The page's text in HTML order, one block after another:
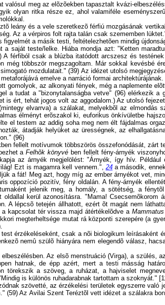
meg az elõzõekben tapasztalt kvázi-
olyan ritka része ez, ahol valamiféle
leány és a vele szeretkezõ férfiú mozgásának
Az a vérpiros folt rajta talán csak szememben
a másik testi, feltételezhetõen mindig
saját teste/lelke. Hiába mondja azt: "Ketten
férfiból csak a blúzba itatódott arcszesz és
többször megszagoltam. Már sokkal kevésbé
mozdulatait." (39) Az idézet utolsó
emelve a narráció formai architektúrájának.
gomolyok, az alkonyati fények, még a naplemente
a tudat a "bizonytalanságba vetve" (96) elérkezik
ért, tehát jogos volt az aggodalom.) Az utolsó
elvarrva) a szálakat, melyekbõl az elmondás
élményt erõszakol ki, euforikus önkívületbe
el testem az addig soha meg nem élt fájdalmas
átadják helyüket az ürességnek, az
(96)
fellelt motívumok többszörös összefonódását, zárt
aFelhõk könyvé ben fellelt fény-árnyék
az árnyék megjelölést: "Árnyék, így hív.
Ezt is magamra kell vennem.", 24 a második,
a fát! Meg azt, hogy míg az ember árnyékot vet,
oppozíció pozitív, fény oldalán. A fény-árnyék
jelenik meg, a homály, a sötétség, a
kerül azonosításra. "Mama! Csecsemõkorom
A lépcsõ tetején állhatott, ezért õt magát nem
a kapcsolat tér vissza majd átértékelõdve aMammatus
megterheltsége mutat rá központi szerepére (a
érzékeléseként, csak a nõi biologikum leírásaként
nemû szülõ hiányára nem elegendõ válasz,
Az elsõ menstruáció (Virga), a szülés,
hatnak, de épp azért, mert a testi másság
törekszik a szöveg, a ruházat, a hajviselet
is különös ruhadarabnak tartottam a szoknyát."
szövetté, az érzékelési területek egyszerre való
Az Avilai Szent Teréztõl vett idézet a szálakra